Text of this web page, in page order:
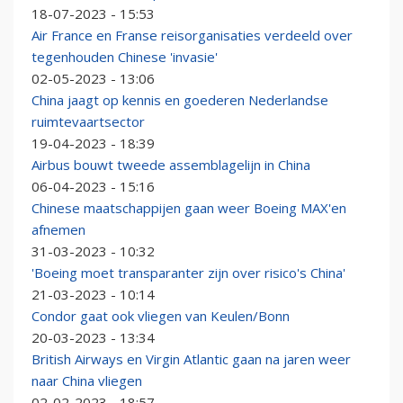
18-07-2023 - 15:53
Air France en Franse reisorganisaties verdeeld over
tegenhouden Chinese 'invasie'
02-05-2023 - 13:06
China jaagt op kennis en goederen Nederlandse
ruimtevaartsector
19-04-2023 - 18:39
Airbus bouwt tweede assemblagelijn in China
06-04-2023 - 15:16
Chinese maatschappijen gaan weer Boeing MAX'en
afnemen
31-03-2023 - 10:32
'Boeing moet transparanter zijn over risico's China'
21-03-2023 - 10:14
Condor gaat ook vliegen van Keulen/Bonn
20-03-2023 - 13:34
British Airways en Virgin Atlantic gaan na jaren weer
naar China vliegen